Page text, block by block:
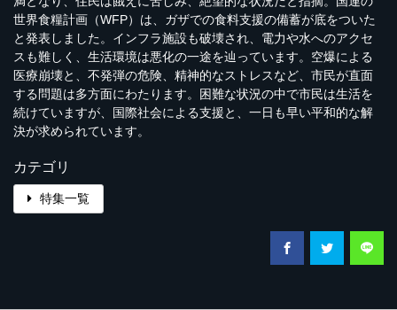
世界食糧計画（WFP）は、ガザでの食料支援の備蓄が底をついた
と発表しました。インフラ施設も破壊され、電力や水へのアクセ
スも難しく、生活環境は悪化の一途を辿っています。空爆による
医療崩壊と、不発弾の危険、精神的なストレスなど、市民が直面
する問題は多方面にわたります。困難な状況の中で市民は生活を
続けていますが、国際社会による支援と、一日も早い平和的な解
決が求められています。
カテゴリ
特集一覧